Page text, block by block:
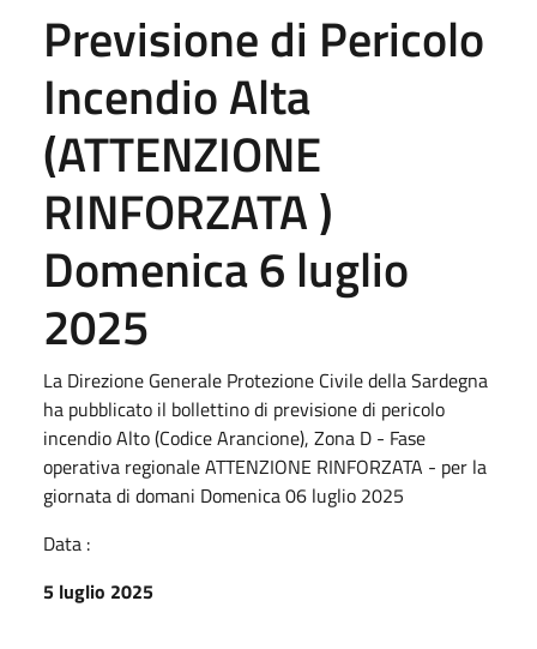
Previsione di Pericolo
Incendio Alta
(ATTENZIONE
RINFORZATA )
Domenica 6 luglio
2025
La Direzione Generale Protezione Civile della Sardegna
ha pubblicato il bollettino di previsione di pericolo
incendio Alto (Codice Arancione), Zona D - Fase
operativa regionale ATTENZIONE RINFORZATA - per la
giornata di domani Domenica 06 luglio 2025
Data :
5 luglio 2025